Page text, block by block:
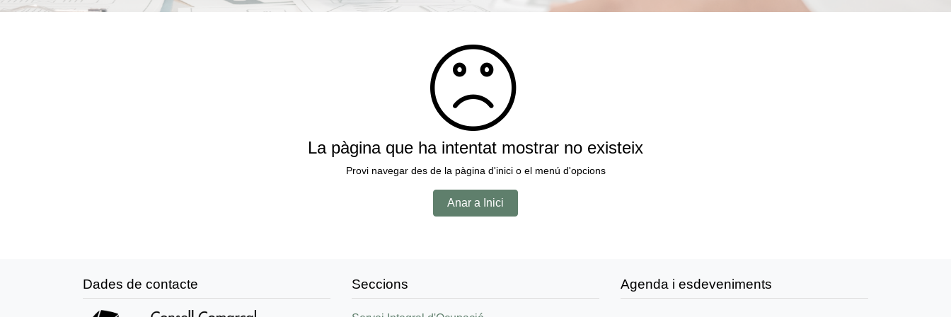
La pàgina que ha intentat mostrar no existeix
Provi navegar des de la pàgina d'inici o el menú d'opcions
Anar a Inici
Dades de contacte Seccions Agenda i esdeveniments